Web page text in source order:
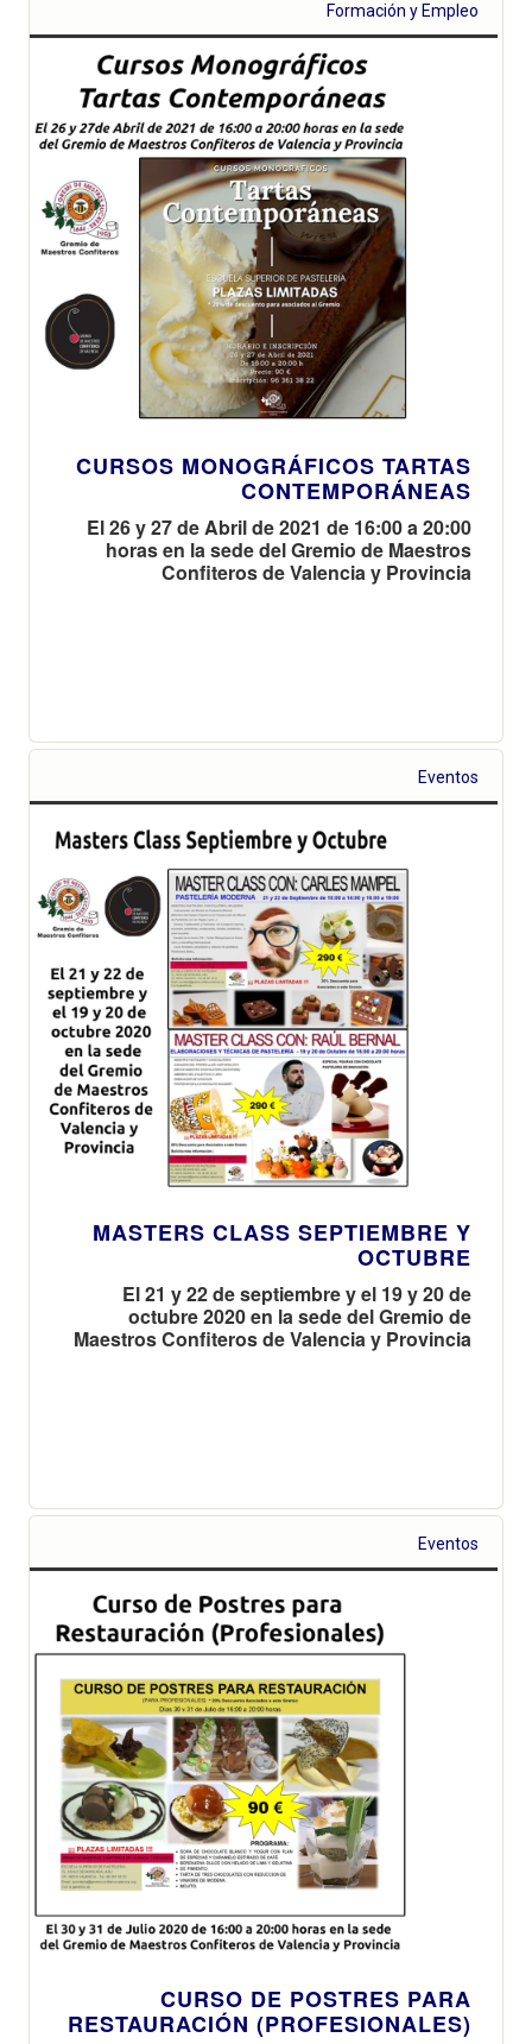
Formación y Empleo
CURSOS MONOGRÁFICOS TARTAS
CONTEMPORÁNEAS
El 26 y 27 de Abril de 2021 de 16:00 a 20:00
horas en la sede del Gremio de Maestros
Confiteros de Valencia y Provincia
Eventos
MASTERS CLASS SEPTIEMBRE Y
OCTUBRE
El 21 y 22 de septiembre y el 19 y 20 de
octubre 2020 en la sede del Gremio de
Maestros Confiteros de Valencia y Provincia
Eventos
CURSO DE POSTRES PARA
RESTAURACIÓN (PROFESIONALES)